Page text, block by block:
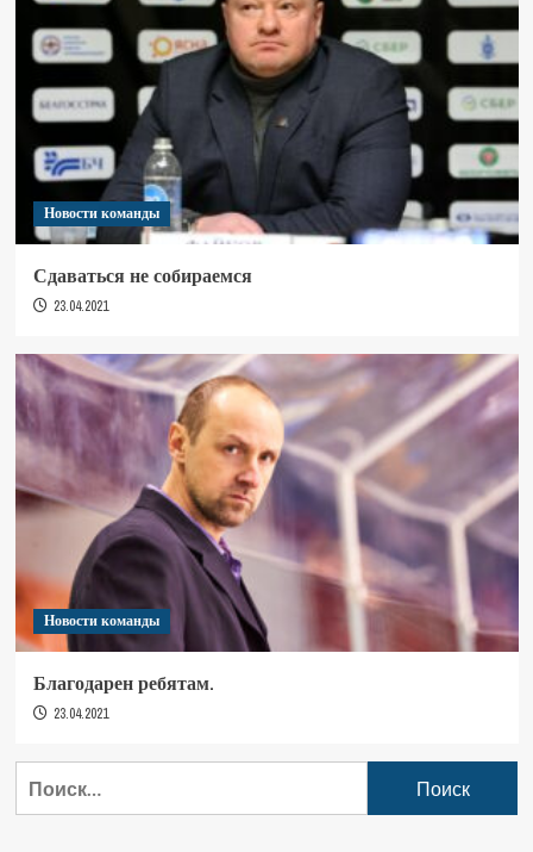
Новости команды
Сдаваться не собираемся
23.04.2021
Новости команды
Благодарен ребятам.
23.04.2021